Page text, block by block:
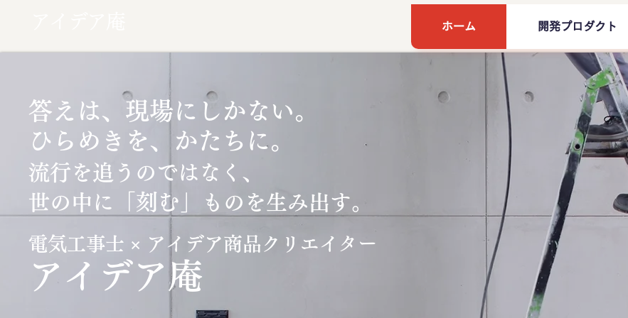
ホーム 開発プロダクト
ひらめきを、かたちに。
答えは、現場にしかない。
流行を追うのではなく、
世の中に
「刻む」 ものを生み出す。
電気工事士 × アイデア商品クリエイター
​アイデア庵